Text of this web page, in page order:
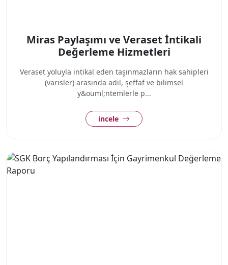
Miras Paylaşımı ve Veraset İntikali
Değerleme Hizmetleri
Veraset yoluyla intikal eden taşınmazların hak sahipleri
(varisler) arasında adil, şeffaf ve bilimsel
y&ouml;ntemlerle p...
incele